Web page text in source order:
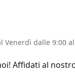
dalle 9:00
Affidati al